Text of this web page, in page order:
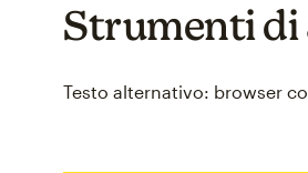
Strumenti di
Testo alternativo: browser